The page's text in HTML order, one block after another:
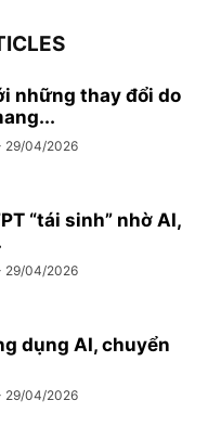
những thay đổi do
29/04/2026
“tái sinh” nhờ AI,
29/04/2026
dụng AI, chuyển
29/04/2026